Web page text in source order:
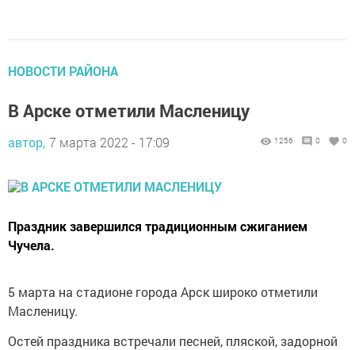
НОВОСТИ РАЙОНА
В Арске отметили Масленицу
автор, 7 марта 2022 - 17:09 1256 0 0
Праздник завершился традиционным сжиганием
Чучела.
5 марта на стадионе города Арск широко отметили
Масленицу.
Остей праздника встречали песней, пляской, задорной